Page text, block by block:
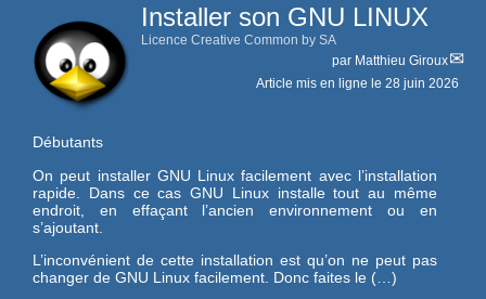
Installer son GNU LINUX
Licence Creative Common by SA
par Matthieu Giroux
Article mis en ligne le 28 juin 2026
Débutants
On peut installer GNU Linux facilement avec l’installation
rapide. Dans ce cas GNU Linux installe tout au même
endroit, en effaçant l’ancien environnement ou en
s’ajoutant.
L’inconvénient de cette installation est qu’on ne peut pas
changer de GNU Linux facilement. Donc faites le (…)